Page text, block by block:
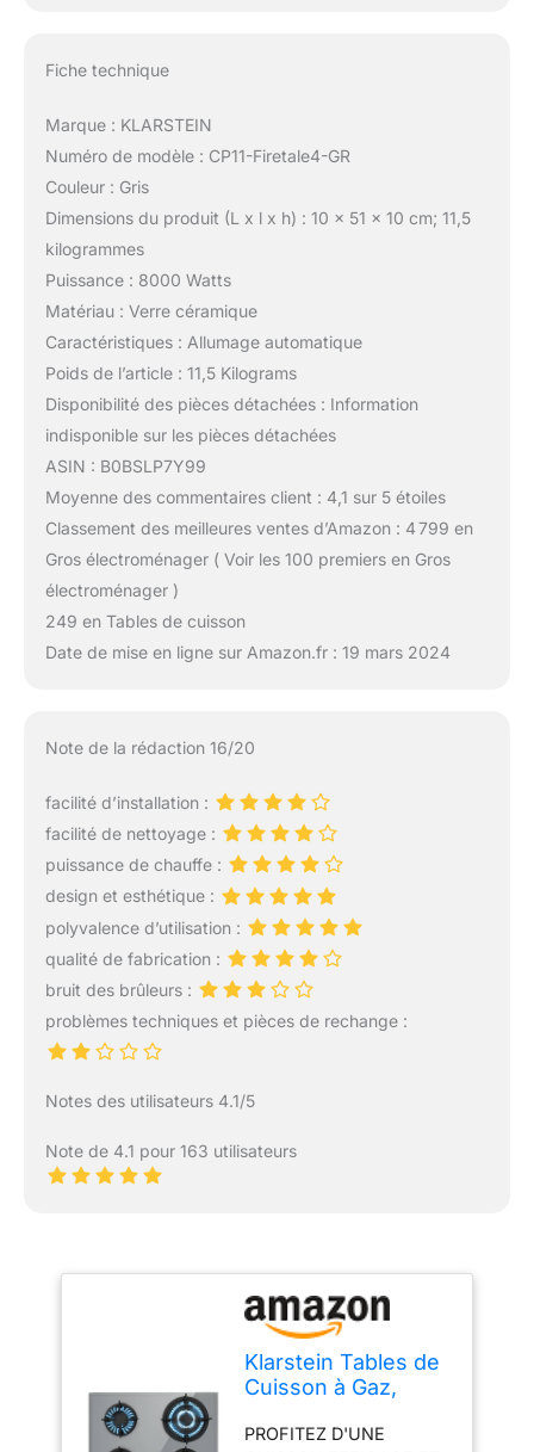
Fiche technique
Marque : KLARSTEIN
Numéro de modèle : CP11-Firetale4-GR
Couleur : Gris
Dimensions du produit (L x l x h) : 10 x 51 x 10 cm; 11,5
kilogrammes
Puissance : 8000 Watts
Matériau : Verre céramique
Caractéristiques : Allumage automatique
Poids de l’article : 11,5 Kilograms
Disponibilité des pièces détachées : Information
indisponible sur les pièces détachées
ASIN : B0BSLP7Y99
Moyenne des commentaires client : 4,1 sur 5 étoiles
Classement des meilleures ventes d’Amazon : 4 799 en
Gros électroménager ( Voir les 100 premiers en Gros
électroménager )
249 en Tables de cuisson
Date de mise en ligne sur Amazon.fr : 19 mars 2024
Note de la rédaction 16/20
facilité d’installation :
facilité de nettoyage :
puissance de chauffe :
design et esthétique :
polyvalence d’utilisation :
qualité de fabrication :
bruit des brûleurs :
problèmes techniques et pièces de rechange :
Notes des utilisateurs 4.1/5
Note de 4.1 pour 163 utilisateurs
Klarstein Tables de
Cuisson à Gaz,
Gaz à 4 Brûleurs,
PROFITEZ D'UNE